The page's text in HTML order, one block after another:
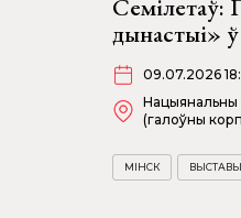
дынастыі»
09.07.2026
Нацыянальны
(галоўны
МІНСК ВЫСТАВЫ